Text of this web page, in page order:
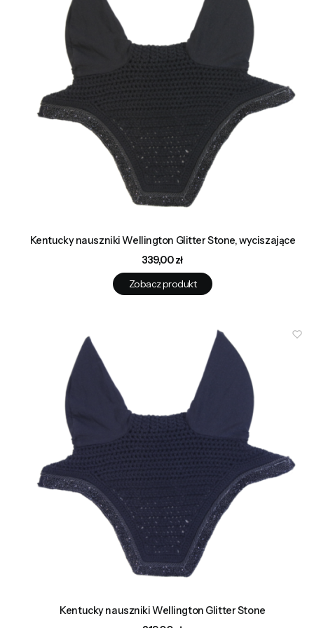
Kentucky nauszniki Wellington Glitter Stone, wyciszające
Cena
339,00 zł
Zobacz produkt
Kentucky nauszniki Wellington Glitter Stone